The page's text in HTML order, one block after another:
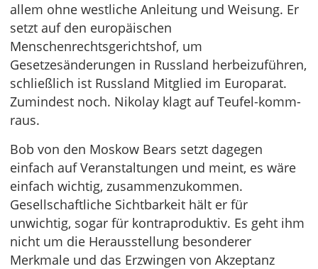
allem ohne westliche Anleitung und Weisung. Er
setzt auf den europäischen
Menschenrechtsgerichtshof, um
Gesetzesänderungen in Russland herbeizuführen,
schließlich ist Russland Mitglied im Europarat.
Zumindest noch. Nikolay klagt auf Teufel-komm-
raus.
Bob von den Moskow Bears setzt dagegen
einfach auf Veranstaltungen und meint, es wäre
einfach wichtig, zusammenzukommen.
Gesellschaftliche Sichtbarkeit hält er für
unwichtig, sogar für kontraproduktiv. Es geht ihm
nicht um die Herausstellung besonderer
Merkmale und das Erzwingen von Akzeptanz